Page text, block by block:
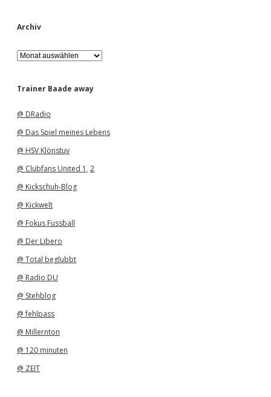
Archiv
A
r
h
Trainer Baade away
@ DRadio
@ Das Spiel meines Lebens
@ HSV Klönstuv
@ Clubfans United 1 , 2
@ Kickschuh-Blog
@ Kickwelt
@ Fokus Fussball
@ Der Libero
@ Total beglubbt
@ Radio DU
@ Stehblog
@ fehlpass
@ Millernton
@ 120 minuten
@ ZEIT